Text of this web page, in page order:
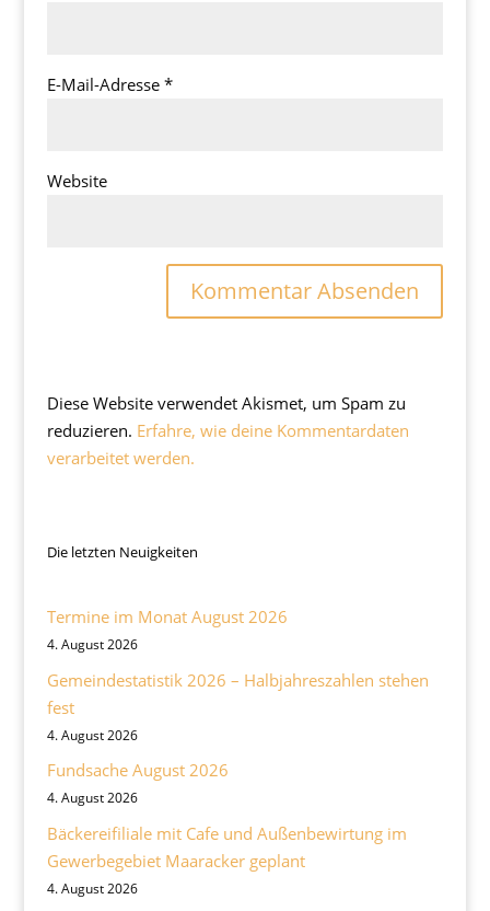
E-Mail-Adresse *
Website
Diese Website verwendet Akismet, um Spam zu
reduzieren. Erfahre, wie deine Kommentardaten
verarbeitet werden.
Die letzten Neuigkeiten
Termine im Monat August 2026
4. August 2026
Gemeindestatistik 2026 – Halbjahreszahlen stehen
fest
4. August 2026
Fundsache August 2026
4. August 2026
Bäckereifiliale mit Cafe und Außenbewirtung im
Gewerbegebiet Maaracker geplant
4. August 2026